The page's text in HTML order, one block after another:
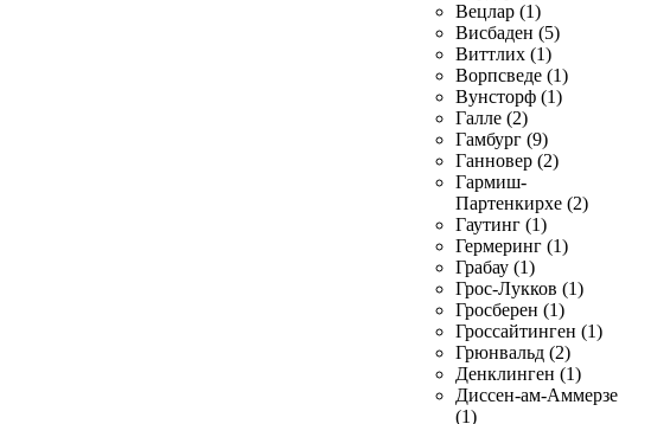
Вецлар (1)
Висбаден (5)
Виттлих (1)
Ворпсведе (1)
Вунсторф (1)
Галле (2)
Гамбург (9)
Ганновер (2)
Гармиш-
Партенкирхе (2)
Гаутинг (1)
Гермеринг (1)
Грабау (1)
Грос-Лукков (1)
Гросберен (1)
Гроссайтинген (1)
Грюнвальд (2)
Денклинген (1)
Диссен-ам-Аммерзе
(1)